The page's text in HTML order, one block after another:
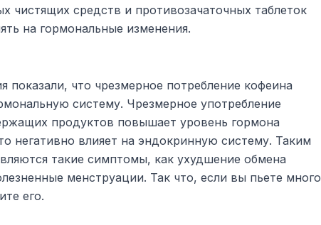
чистящих средств и противозачаточных таблеток
на гормональные изменения.
показали, что чрезмерное потребление кофеина
систему. Чрезмерное употребление
продуктов повышает уровень гормона
негативно влияет на эндокринную систему. Таким
такие симптомы, как ухудшение обмена
менструации. Так что, если вы пьете много
его.